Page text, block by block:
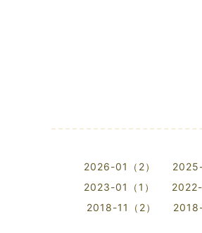
2026-01（2） 2025-
2023-01（1）
2022-
2018-11（2）